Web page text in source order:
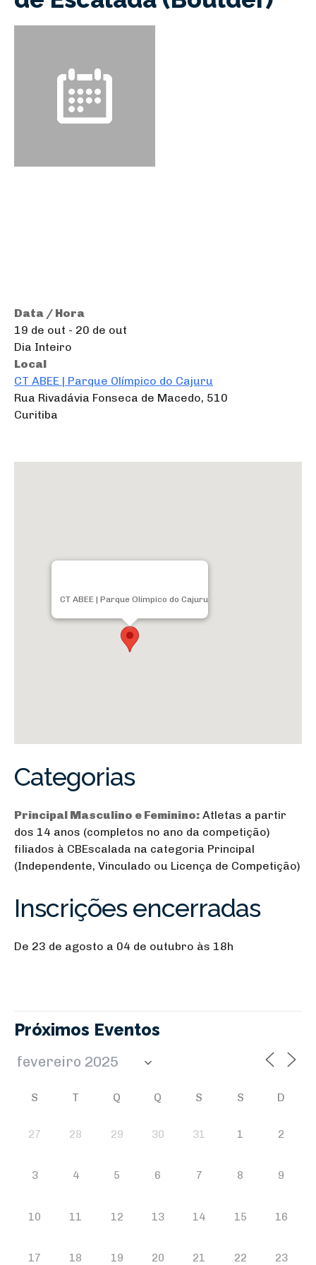
Data / Hora
19 de out - 20 de out
Dia Inteiro
Local
CT ABEE | Parque Olímpico do Cajuru
Rua Rivadávia Fonseca de Macedo, 510
Curitiba
CT ABEE | Parque Olímpico do Cajuru
Categorias
Principal Masculino e Feminino: Atletas a partir
dos 14 anos (completos no ano da competição)
filiados à CBEscalada na categoria Principal
(Independente, Vinculado ou Licença de Competição)
Inscrições encerradas
De 23 de agosto a 04 de outubro às 18h
Próximos Eventos
S T Q Q S S D
27 28 29 30 31 1 2
3 4 5 6 7 8 9
10 11 12 13 14 15 16
17 18 19 20 21 22 23